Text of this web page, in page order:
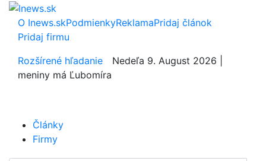
O Inews.skPodmienkyReklamaPridaj článok
Pridaj firmu
Rozšírené hľadanie
Nedeľa 9. August 2026 |
meniny má Ľubomíra
Články
Firmy